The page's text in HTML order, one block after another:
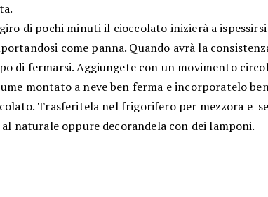
di pochi minuti il cioccolato inizierà a
come panna. Quando avrà la
di fermarsi. Aggiungete con un movimento
montato a neve ben ferma e incorporatelo
Trasferitela nel frigorifero per mezzora e
al naturale oppure decorandela con dei lamponi.